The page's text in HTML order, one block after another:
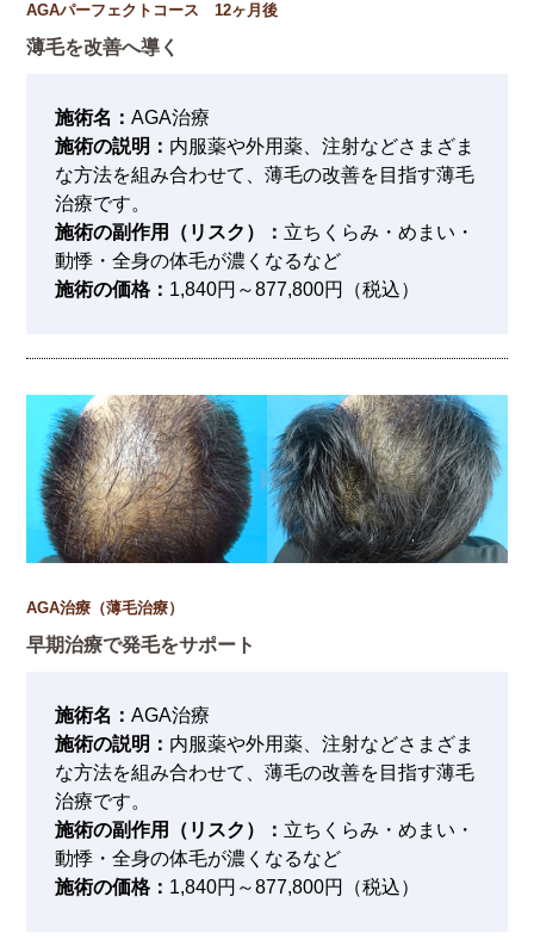
AGAパーフェクトコース 12ヶ月後
薄毛を改善へ導く
施術名：AGA治療
施術の説明： 内服薬や外用薬、注射などさまざま
な方法を組み合わせて、薄毛の改善を目指す薄毛
治療です。
施術の副作用（リスク）： 立ちくらみ・めまい・
動悸・全身の体毛が濃くなるなど
施術の価格： 1,840円～877,800円（税込）
AGA治療（薄毛治療）
早期治療で発毛をサポート
施術名：AGA治療
施術の説明： 内服薬や外用薬、注射などさまざま
な方法を組み合わせて、薄毛の改善を目指す薄毛
治療です。
施術の副作用（リスク）： 立ちくらみ・めまい・
動悸・全身の体毛が濃くなるなど
施術の価格： 1,840円～877,800円（税込）